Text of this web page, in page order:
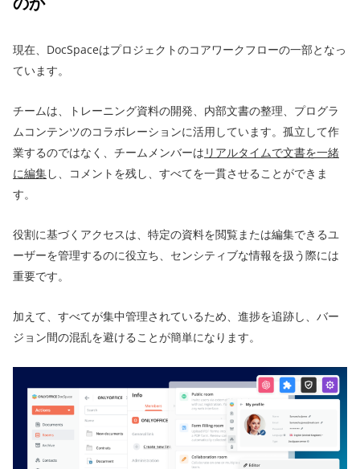
現在、DocSpaceはプロジェクトのコアワークフローの一部となっ
ています。
チームは、トレーニング資料の開発、内部文書の整理、プログラ
ムコンテンツのコラボレーションに活用しています。孤立して作
業するのではなく、チームメンバーは リアルタイムで文書を一緒
に編集し、コメントを残し、すべてを一貫させることができま
す。
役割に基づくアクセスは、特定の資料を閲覧または編集できるユ
ーザーを管理するのに役立ち、センシティブな情報を扱う際には
重要です。
加えて、すべてが集中管理されているため、進捗を追跡し、バー
ジョン間の混乱を避けることが簡単になります。